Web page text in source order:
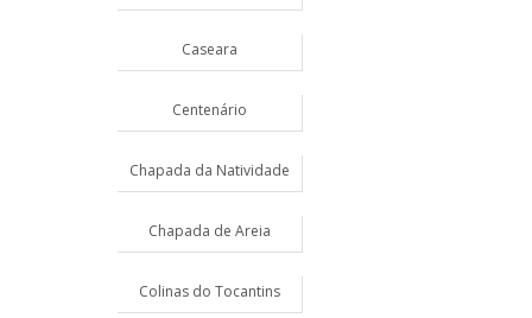
Caseara
Centenário
Chapada da Natividade
Chapada de Areia
Colinas do Tocantins